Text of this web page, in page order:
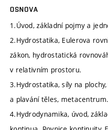
OSNOVA
1.Úvod, základní pojmy a
2.Hydrostatika, Eulerova
zákon, hydrostatická
v relativním prostoru.
3.Hydrostatika, síly na
a plavání těles, metacentrum.
4.Hydrodynamika, úvod,